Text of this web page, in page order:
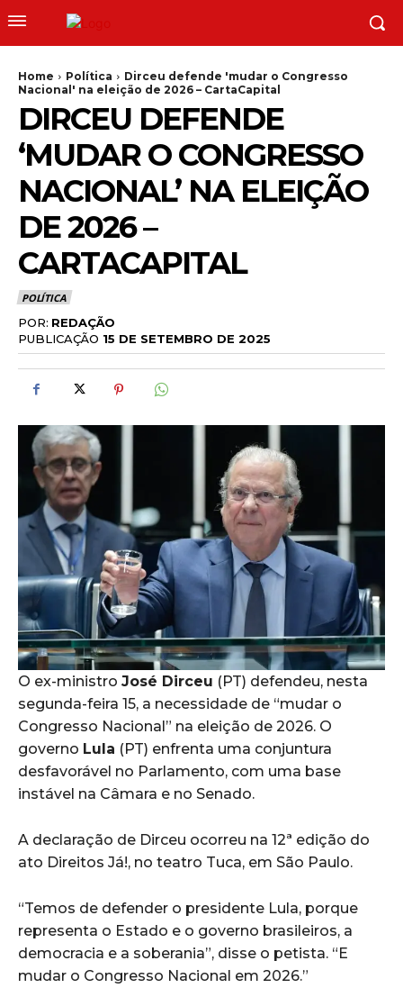
Home Política
Dirceu defende 'mudar o Congresso
Nacional' na eleição de 2026 – CartaCapital
DIRCEU DEFENDE
‘MUDAR O CONGRESSO
NACIONAL’ NA ELEIÇÃO
DE 2026 –
CARTACAPITAL
POLÍTICA
POR: REDAÇÃO
PUBLICAÇÃO 15 DE SETEMBRO DE 2025
O ex-ministro José Dirceu (PT) defendeu, nesta
segunda-feira 15, a necessidade de “mudar o
Congresso Nacional” na eleição de 2026. O
governo Lula (PT) enfrenta uma conjuntura
desfavorável no Parlamento, com uma base
instável na Câmara e no Senado.
A declaração de Dirceu ocorreu na 12ª edição do
ato Direitos Já!, no teatro Tuca, em São Paulo.
“Temos de defender o presidente Lula, porque
representa o Estado e o governo brasileiros, a
democracia e a soberania”, disse o petista. “E
mudar o Congresso Nacional em 2026.”